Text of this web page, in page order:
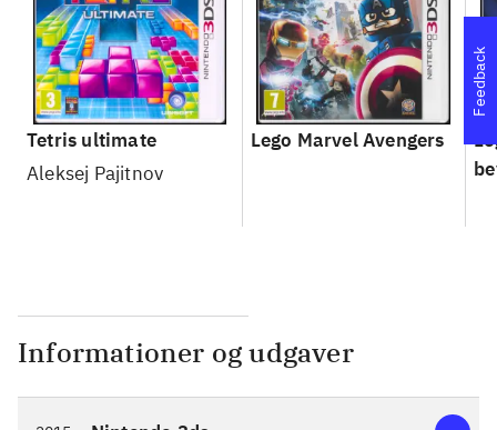
Tetris ultimate
Aleksej Pajitnov
Lego Marvel Avengers
Informationer og udgaver
Feedback